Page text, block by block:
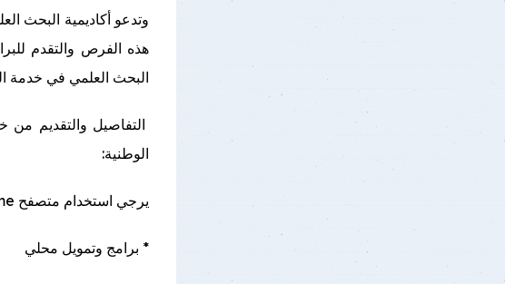
وتدعو أكاديمية البحث
هذه الفرص والتقدم
البحث العلمي في خدمة
التفاصيل والتقديم من
الوطنية:
يرجي استخدام متصفح Google Chrome عند فتح روابط التقديم لضمان عملها بكفاءة.
* برامج وتمويل محلي